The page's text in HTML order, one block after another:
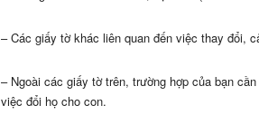
– Các giấy tờ khác liên quan đến việc thay đổi,
– Ngoài các giấy tờ trên, trường hợp của bạn
việc đổi họ cho con.